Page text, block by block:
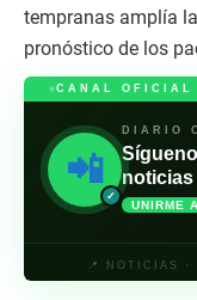
tempranas amplía
pronóstico de los
CANAL OFICIAL
📲
✓
DIARIO
noticias
UNIRME
📍 NOTICIAS